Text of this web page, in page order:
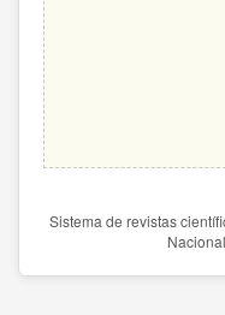
Sistema de revistas